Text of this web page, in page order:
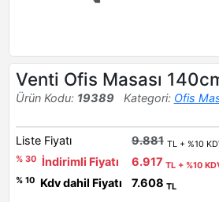
Venti Ofis Masası
Ürün Kodu: 19389 Kategori: Ofis
Liste Fiyatı 9.881 TL + %10
% 30
İndirimli Fiyatı 6.917 TL + %10
% 10
Kdv dahil Fiyatı 7.608 TL